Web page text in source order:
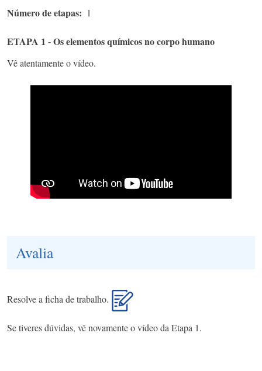
Número de etapas 1
ETAPA 1 - Os elementos químicos no corpo humano
Vê atentamente o vídeo.
Avalia
Resolve a ficha de trabalho.
Se tiveres dúvidas, vê novamente o vídeo da Etapa 1.